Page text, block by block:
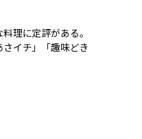
理に定評がある。
イチ」「趣味どき